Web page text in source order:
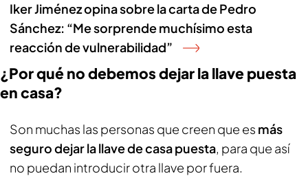
Iker Jiménez opina sobre la carta de Pedro
Sánchez: “Me sorprende muchísimo esta
reacción de vulnerabilidad”
¿Por qué no debemos dejar la llave puesta
en casa?
Son muchas las personas que creen que es más
seguro dejar la llave de casa puesta, para que así
no puedan introducir otra llave por fuera.